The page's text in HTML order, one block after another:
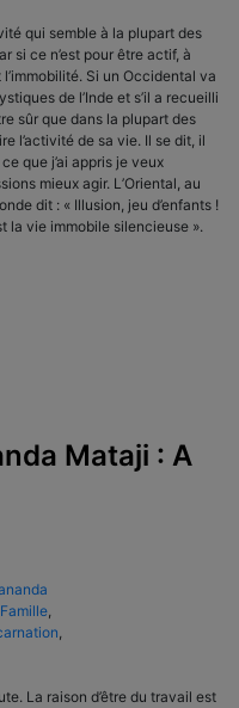
qui semble à la plupart des
si ce n’est pour être actif, à
Si un Occidental va
de l’Inde et s’il a recueilli
sûr que dans la plupart des
l’activité de sa vie. Il se dit, il
que j’ai appris je veux
mieux agir. L’Oriental, au
dit : « Illusion, jeu d’enfants !
la vie immobile silencieuse ».
Mataji : A
Famille,
,
La raison d’être du travail est